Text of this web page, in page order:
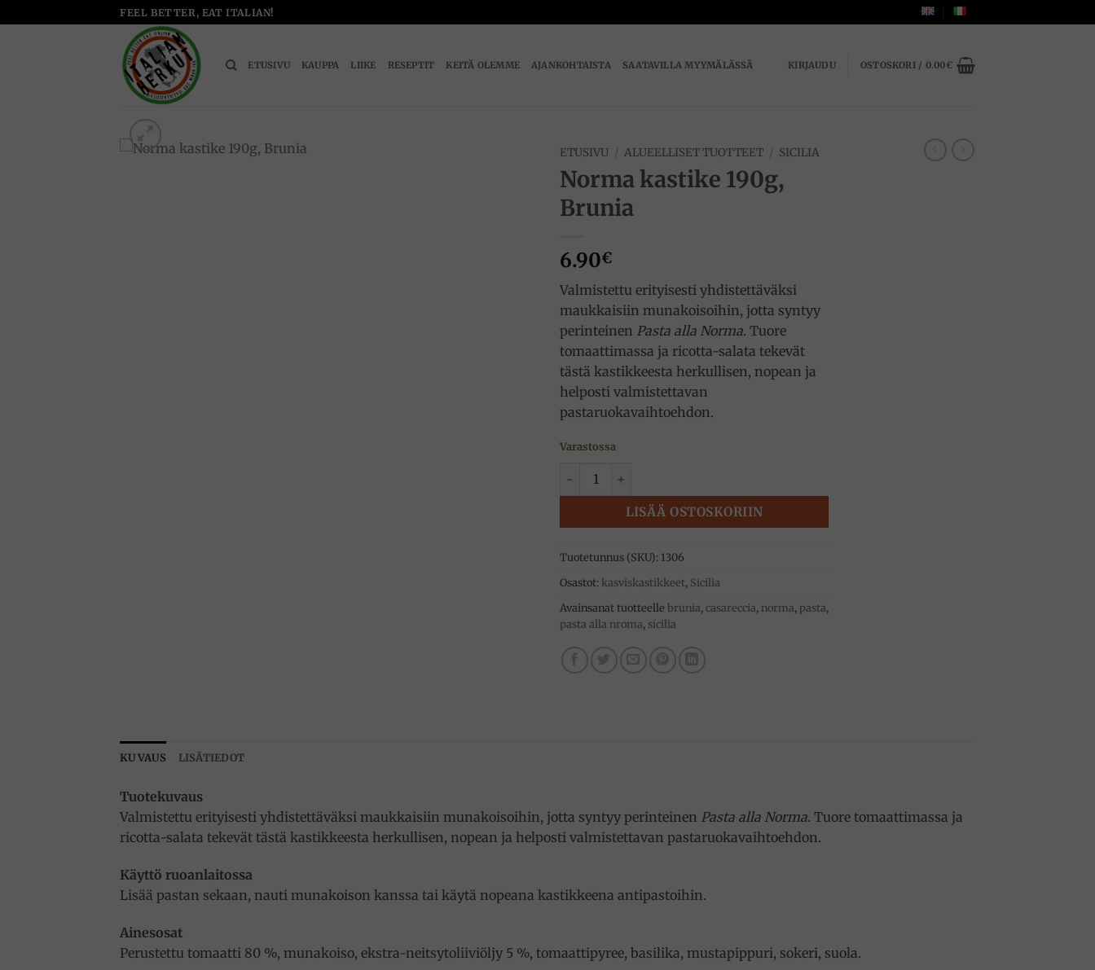
to
FEEL BETTER, EAT ITALIAN!
ETUSIVU KAUPPA LIIKE RESEPTIT KEITÄ OLEMME AJANKOHTAISTA SAATAVILLA MYYMÄLÄSSÄ KIRJAUDU OSTOSKORI / 0.00€
ETUSIVU / ALUEELLISET TUOTTEET / SICILIA
Norma kastike 190g,
Brunia
6.90€
Valmistettu erityisesti yhdistettäväksi
maukkaisiin munakoisoihin, jotta syntyy
perinteinen Pasta alla Norma. Tuore
tomaattimassa ja ricotta-salata tekevät
tästä kastikkeesta herkullisen, nopean ja
helposti valmistettavan
pastaruokavaihtoehdon.
Varastossa
Norma kastike 190g, Brunia määrä
LISÄÄ OSTOSKORIIN
Tuotetunnus (SKU): 1306
Osastot: kasviskastikkeet, Sicilia
Avainsanat tuotteelle brunia,casareccia, norma,pasta,
pasta alla nroma, sicilia
KUVAUS LISÄTIEDOT
Tuotekuvaus
Valmistettu erityisesti yhdistettäväksi maukkaisiin munakoisoihin, jotta syntyy perinteinen Pasta alla Norma. Tuore tomaattimassa ja
ricotta-salata tekevät tästä kastikkeesta herkullisen, nopean ja helposti valmistettavan pastaruokavaihtoehdon.
Käyttö ruoanlaitossa
Lisää pastan sekaan, nauti munakoison kanssa tai käytä nopeana kastikkeena antipastoihin.
Ainesosat
Perustettu tomaatti 80 %, munakoiso, ekstra-neitsytoliiviöljy 5 %, tomaattipyree, basilika, mustapippuri, sokeri, suola.